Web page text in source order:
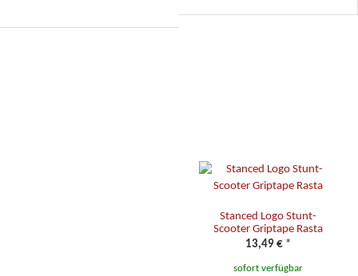
Stanced Logo Stunt-
Scooter Griptape Rasta
13,49 € *
sofort verfügbar